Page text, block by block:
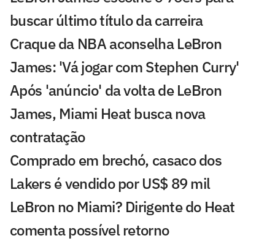
buscar último título da carreira
Craque da NBA aconselha LeBron
James: 'Vá jogar com Stephen Curry'
Após 'anúncio' da volta de LeBron
James, Miami Heat busca nova
contratação
Comprado em brechó, casaco dos
Lakers é vendido por US$ 89 mil
LeBron no Miami? Dirigente do Heat
comenta possível retorno